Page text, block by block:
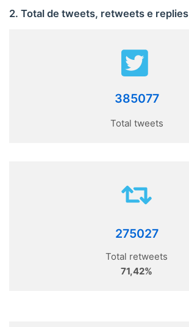
2. Total de tweets, retweets e replies
385077
Total tweets
275027
Total retweets
71,42%